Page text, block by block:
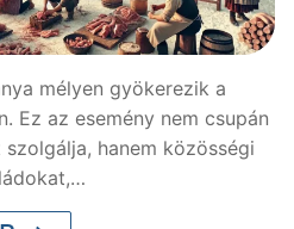
mélyen gyökerezik a
Ez az esemény nem csupán
hanem közösségi